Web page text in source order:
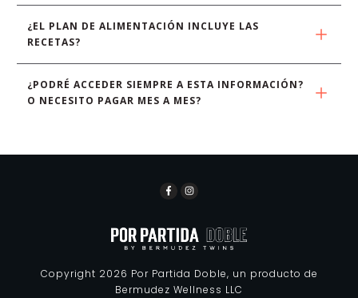
¿EL PLAN DE ALIMENTACIÓN INCLUYE LAS
RECETAS?
¿PODRÉ ACCEDER SIEMPRE A ESTA INFORMACIÓN?
O NECESITO PAGAR MES A MES?
Copyright 2026 Por Partida Doble, un producto de
Bermudez Wellness LLC